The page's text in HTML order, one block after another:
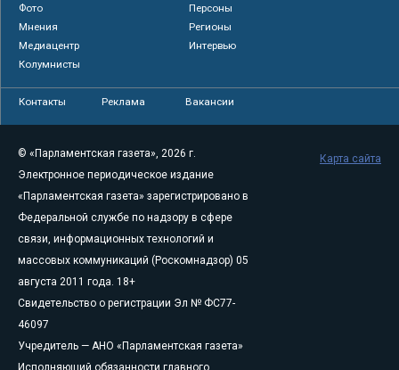
Фото
Персоны
Мнения
Регионы
Медиацентр
Интервью
Колумнисты
Контакты Реклама Вакансии
© «Парламентская газета», 2026 г.
Электронное периодическое издание
«Парламентская газета» зарегистрировано в
Федеральной службе по надзору в сфере
связи, информационных технологий и
массовых коммуникаций (Роскомнадзор) 05
августа 2011 года. 18+
Свидетельство о регистрации Эл № ФС77-
46097
Учредитель — АНО «Парламентская газета»
Исполняющий обязанности главного
Карта сайта